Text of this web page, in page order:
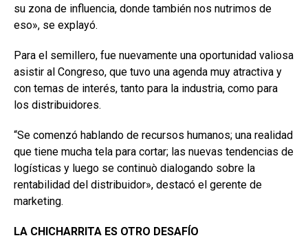
su zona de influencia, donde también nos nutrimos de
eso», se explayó.
Para el semillero, fue nuevamente una oportunidad valiosa
asistir al Congreso, que tuvo una agenda muy atractiva y
con temas de interés, tanto para la industria, como para
los distribuidores.
“Se comenzó hablando de recursos humanos; una realidad
que tiene mucha tela para cortar; las nuevas tendencias de
logísticas y luego se continuò dialogando sobre la
rentabilidad del distribuidor», destacó el gerente de
marketing.
LA CHICHARRITA ES OTRO DESAFÍO